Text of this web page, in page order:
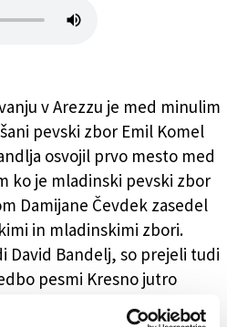
mešani pevski zbor
v Arezzu je med minulim
pevski zbor Emil Komel
osvojil prvo mesto med
ko je mladinski pevski zbor
Damijane Čevdek zasedel
in mladinskimi zbori.
David Bandelj, so prejeli tudi
pesmi Kresno jutro
tekmovanja so